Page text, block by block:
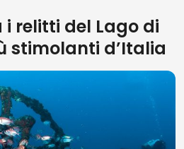
relitti del Lago di
stimolanti d’Italia